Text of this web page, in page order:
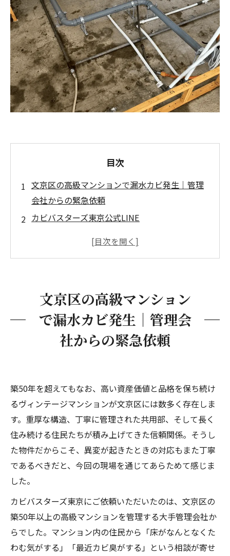
目次
文京区の高級マンションで漏水カビ発生｜管理
会社からの緊急依頼
カビバスターズ東京公式LINE
現場調査で判明した漏水とカビの実態
施工の全工程：床解体からキッチン除カビまで
ステップ1：床解体の手配とカビ範囲の確認
ステップ2：キッチンの解体とキッチンカビ
今回の施工費：管理組合保険で全額対応
築50年超のマンションが「高級」であり続ける
理由
マンションの床下カビを放置すると何が起こる
か
マンション漏水カビに関するよくある質問
大丈夫ですか？
Q２：点検口がない場合でも床下の状況は確
認できますか？
文京区の高級マンション
で漏水カビ発生｜管理会
社からの緊急依頼
築50年を超えてもなお、高い資産価値と品格を保ち続け
るヴィンテージマンションが文京区には数多く存在しま
す。重厚な構造、丁寧に管理された共用部、そして長く
住み続ける住民たちが積み上げてきた信頼関係。そうし
た物件だからこそ、異変が起きたときの対応もまた丁寧
であるべきだと、今回の現場を通じてあらためて感じま
した。
カビバスターズ東京にご依頼いただいたのは、文京区の
築50年以上の高級マンションを管理する大手管理会社か
らでした。マンション内の住民から「床がなんとなくた
わむ気がする」「最近カビ臭がする」という相談が寄せ